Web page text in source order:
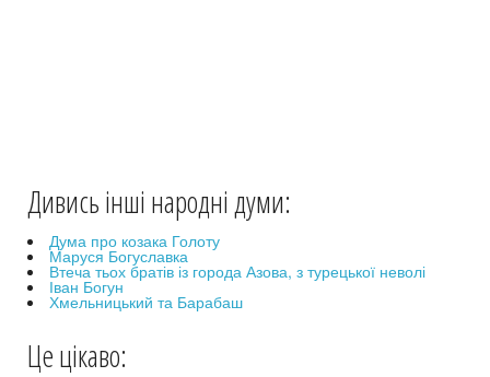
Дивись інші народні думи:
Дума про козака Голоту
Маруся Богуславка
Втеча тьох братів із города Азова, з турецької неволі
Іван Богун
Хмельницький та Барабаш
Це цікаво: